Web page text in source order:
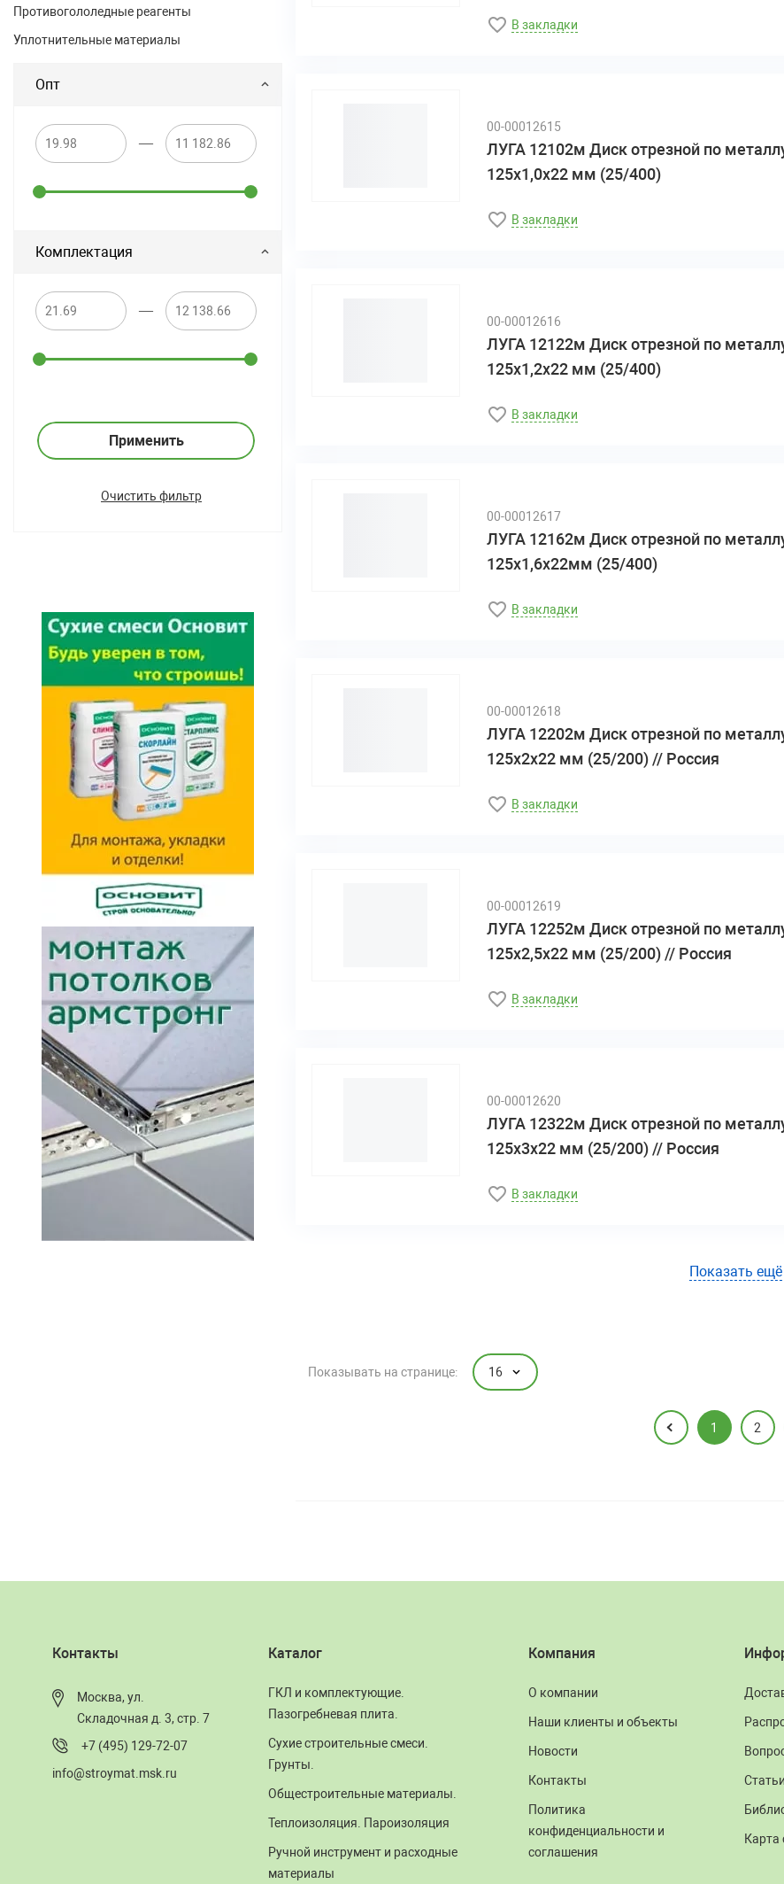
Противогололедные реагенты
Уплотнительные материалы
Опт
—
Комплектация
—
Применить
Очистить фильтр
В закладки
00-00012615
ЛУГА 12102м Диск отрезной по
125х1,0х22 мм (25/400)
В закладки
00-00012616
ЛУГА 12122м Диск отрезной по
125х1,2х22 мм (25/400)
В закладки
00-00012617
ЛУГА 12162м Диск отрезной по
125х1,6х22мм (25/400)
В закладки
00-00012618
ЛУГА 12202м Диск отрезной по
125х2х22 мм (25/200) // Россия
В закладки
00-00012619
ЛУГА 12252м Диск отрезной по
125х2,5х22 мм (25/200) // Россия
В закладки
00-00012620
ЛУГА 12322м Диск отрезной по
125х3х22 мм (25/200) // Россия
В закладки
Показать ещё
1 2
Показывать на странице: 16
Контакты
Москва, ул.
Складочная д. 3, стр. 7
+7 (495) 129-72-07
info@stroymat.msk.ru
Каталог
ГКЛ и комплектующие.
Пазогребневая плита.
Сухие строительные смеси.
Грунты.
Общестроительные материалы.
Теплоизоляция. Пароизоляция
Ручной инструмент и расходные
материалы
Компания
О компании
Наши клиенты и объекты
Новости
Контакты
Политика
конфиденциальности и
соглашения
Статьи
Карта